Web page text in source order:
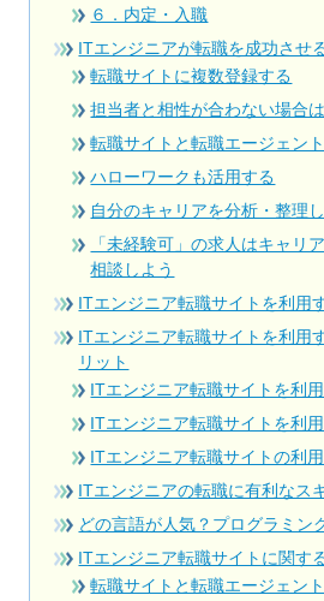
６．内定・入職
ITエンジニアが転職を成功させ
転職サイトに複数登録する
担当者と相性が合わない場合
転職サイトと転職エージェン
ハローワークも活用する
自分のキャリアを分析・整理
「未経験可」の求人はキャリ
相談しよう
ITエンジニア転職サイトを利用
ITエンジニア転職サイトを利用
リット
ITエンジニア転職サイトを利
ITエンジニア転職サイトを利
ITエンジニア転職サイトの利
ITエンジニアの転職に有利なス
どの言語が人気？プログラミン
ITエンジニア転職サイトに関す
転職サイトと転職エージェン